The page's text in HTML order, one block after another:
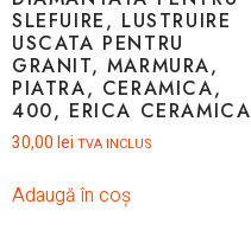
SLEFUIRE, LUSTRUIRE
USCATA PENTRU
GRANIT, MARMURA,
PIATRA, CERAMICA,
400, ERICA CERAMICA
30,00 lei TVA INCLUS
Adaugă în coș